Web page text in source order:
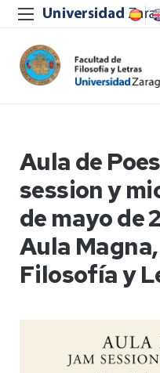
Aula de
session y
de mayo de
Aula
Filosofía y